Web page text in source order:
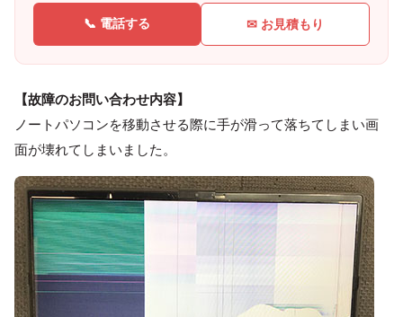
📞 電話する ✉ お見積もり
【故障のお問い合わせ内容】
ノートパソコンを移動させる際に手が滑って落ちてしまい画
面が壊れてしまいました。